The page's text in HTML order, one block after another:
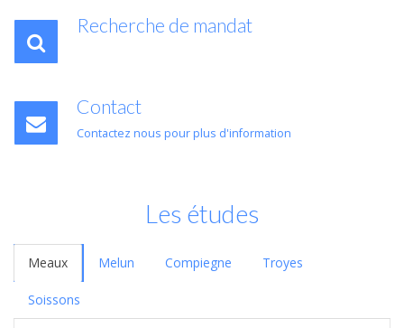
Recherche de mandat
Contact
Contactez nous pour plus d'information
Les études
Meaux Melun Compiegne Troyes
Soissons